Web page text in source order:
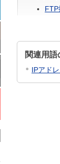
関連用語
IPアド